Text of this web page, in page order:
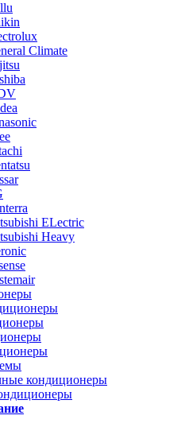
Climate
ELectric
Heavy
кондиционеры